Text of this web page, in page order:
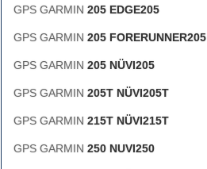
GPS GARMIN 205 EDGE205
GPS GARMIN 205 FORERUNNER205
GPS GARMIN 205 NÜVI205
GPS GARMIN 205T NÜVI205T
GPS GARMIN 215T NÜVI215T
GPS GARMIN 250 NUVI250